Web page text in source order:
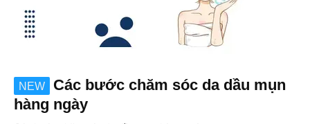
NEW
Các bước chăm sóc da dầu mụn
hàng ngày